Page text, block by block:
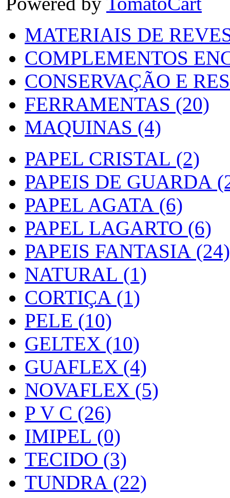
MATERIAIS DE
COMPLEMENTOS
CONSERVAÇÃO E
FERRAMENTAS (20)
MAQUINAS (4)
PAPEL CRISTAL (2)
PAPEIS DE GUARDA
PAPEL AGATA (6)
PAPEL LAGARTO (6)
PAPEIS FANTASIA (24)
NATURAL (1)
CORTIÇA (1)
PELE (10)
GELTEX (10)
GUAFLEX (4)
NOVAFLEX (5)
P V C (26)
IMIPEL (0)
TECIDO (3)
TUNDRA (22)